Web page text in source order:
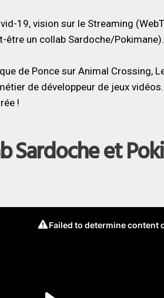
19, vision sur le Streaming
être un collab Sardoche/Pokimane).
de Ponce sur Animal Crossing,
de développeur de jeux
!
Sardoche et